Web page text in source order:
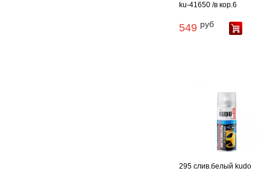
ku-41650 /в кор.6
549 руб
295 слив.белый kudo